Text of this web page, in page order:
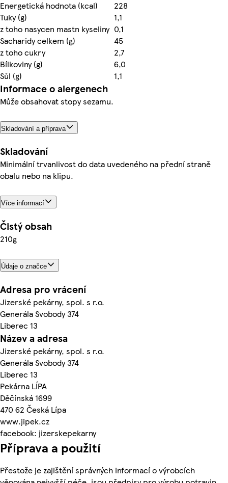
Energetická hodnota (kcal)
228
Tuky (g)
1,1
z toho nasycen mastn kyseliny 0,1
Sacharidy celkem (g)
45
z toho cukry
2,7
Bílkoviny (g)
6,0
Sůl (g)
1,1
Informace o alergenech
Může obsahovat stopy sezamu.
Skladování a příprava
Skladování
Minimální trvanlivost do data uvedeného na přední straně
obalu nebo na klipu.
Více informací
Čistý obsah
210g
Údaje o značce
Adresa pro vrácení
Jizerské pekárny, spol. s r.o.
Generála Svobody 374
Liberec 13
Název a adresa
Jizerské pekárny, spol. s r.o.
Generála Svobody 374
Liberec 13
Pekárna LÍPA
Děčínská 1699
470 62 Česká Lípa
www.jipek.cz
facebook: jizerskepekarny
Příprava a použití
Přestože je zajištění správných informací o výrobcích